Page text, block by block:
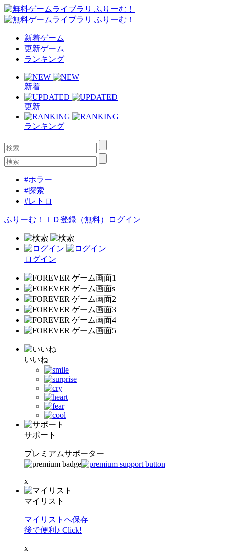
新着ゲーム
更新ゲーム
ランキング
新着
更新
ランキング
#ホラー
#探索
#レトロ
ふりーむ！ＩＤ登録（無料） ログイン
ログイン
いいね
サポート
プレミアムサポーター
x
マイリスト
マイリストへ保存
後で便利♪ Click!
x